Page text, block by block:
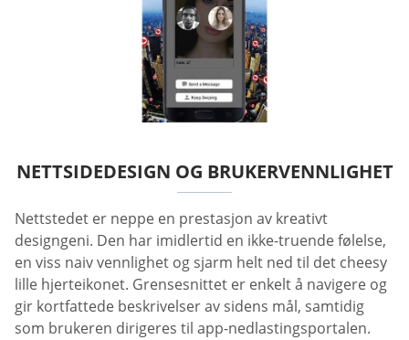
NETTSIDEDESIGN OG BRUKERVENNLIGHET
Nettstedet er neppe en prestasjon av kreativt
designgeni. Den har imidlertid en ikke-truende følelse,
en viss naiv vennlighet og sjarm helt ned til det cheesy
lille hjerteikonet. Grensesnittet er enkelt å navigere og
gir kortfattede beskrivelser av sidens mål, samtidig
som brukeren dirigeres til app-nedlastingsportalen.